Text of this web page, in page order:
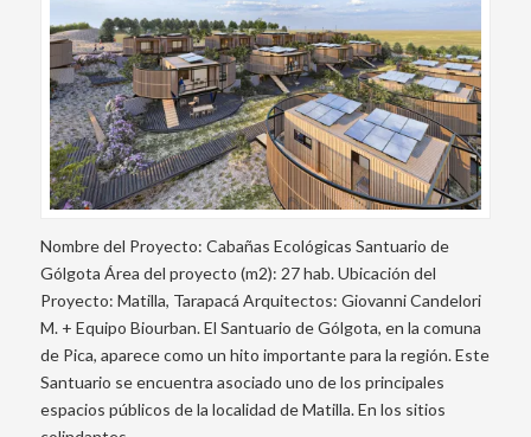
Nombre del Proyecto: Cabañas Ecológicas Santuario de
Gólgota Área del proyecto (m2): 27 hab. Ubicación del
Proyecto: Matilla, Tarapacá Arquitectos: Giovanni Candelori
M. + Equipo Biourban. El Santuario de Gólgota, en la comuna
de Pica, aparece como un hito importante para la región. Este
Santuario se encuentra asociado uno de los principales
espacios públicos de la localidad de Matilla. En los sitios